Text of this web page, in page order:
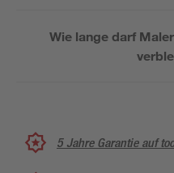
Wie lange darf
5 Jahre Garantie auf